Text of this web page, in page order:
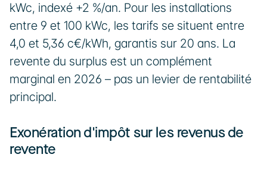
kWc, indexé +2 %/an. Pour les installations
entre 9 et 100 kWc, les tarifs se situent entre
4,0 et 5,36 c€/kWh, garantis sur 20 ans. La
revente du surplus est un complément
marginal en 2026 – pas un levier de rentabilité
principal.
Exonération d'impôt sur les revenus de
revente